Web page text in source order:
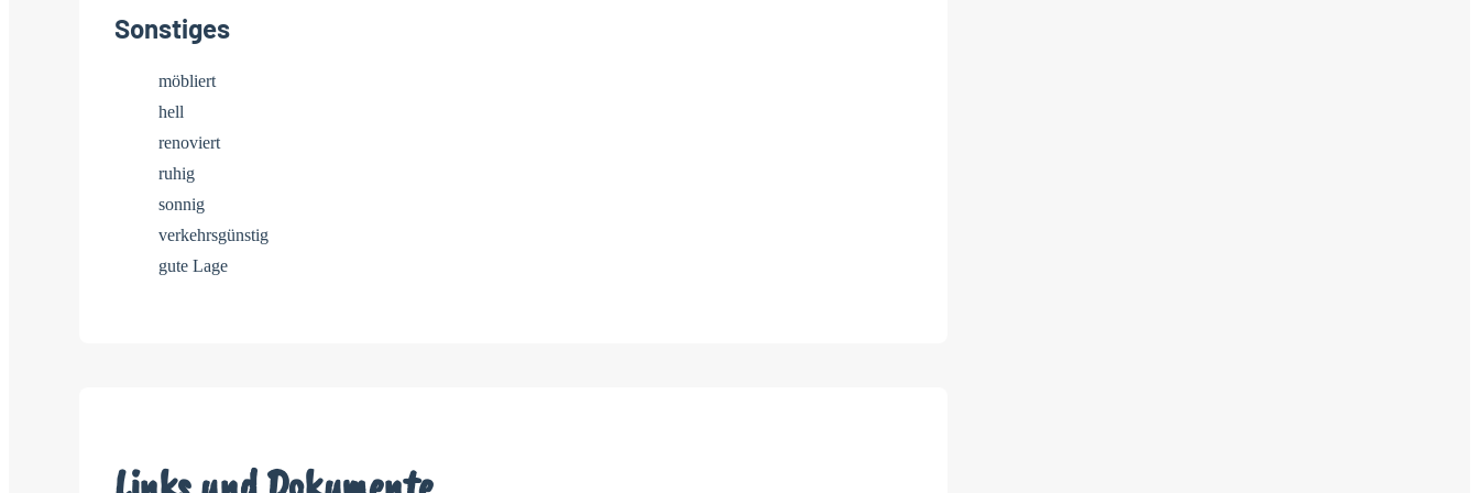
Sonstiges
möbliert
hell
renoviert
ruhig
sonnig
verkehrsgünstig
gute Lage